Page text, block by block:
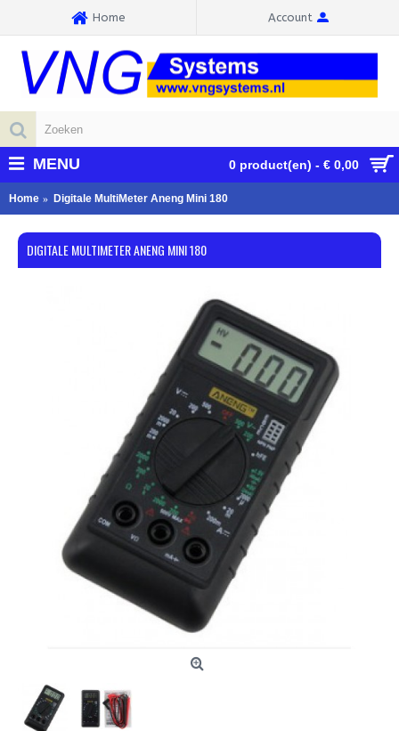
Home Account
0 product(en) - € 0,00
MENU
Home Digitale MultiMeter Aneng Mini 180
DIGITALE MULTIMETER ANENG MINI 180